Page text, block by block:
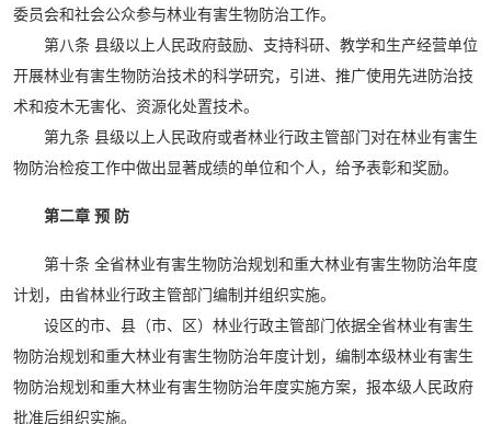
委员会和社会公众参与林业有害生物防治工作。
第八条 县级以上人民政府鼓励、支持科研、教学和生产经营单位
开展林业有害生物防治技术的科学研究，引进、推广使用先进防治技
术和疫木无害化、资源化处置技术。
第九条 县级以上人民政府或者林业行政主管部门对在林业有害生
物防治检疫工作中做出显著成绩的单位和个人，给予表彰和奖励。
第二章 预 防
第十条 全省林业有害生物防治规划和重大林业有害生物防治年度
计划，由省林业行政主管部门编制并组织实施。
设区的市、县（市、区）林业行政主管部门依据全省林业有害生
物防治规划和重大林业有害生物防治年度计划，编制本级林业有害生
物防治规划和重大林业有害生物防治年度实施方案，报本级人民政府
批准后组织实施。